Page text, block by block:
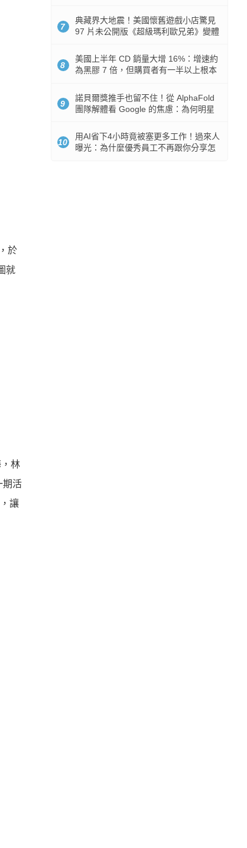
於
就
林
期活
讓
7
典藏界大地震！美國懷舊遊戲小店驚見
97 片未公開版《超級瑪利歐兄弟》變體
8
美國上半年 CD 銷量大增 16%：增速約
為黑膠 7 倍，但購買者有一半以上根本
9
諾貝爾獎推手也留不住！從 AlphaFold
團隊解體看 Google 的焦慮：為何明星
10
用AI省下4小時竟被塞更多工作！過來人
曝光：為什麼優秀員工不再跟你分享怎